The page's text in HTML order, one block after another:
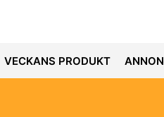
VECKANS PRODUKT